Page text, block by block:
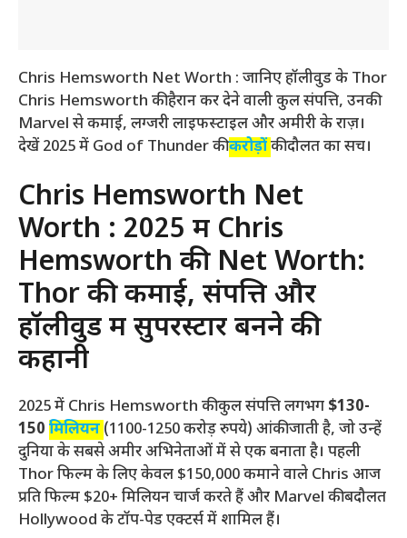
Chris Hemsworth Net Worth : जानिए हॉलीवुड के Thor
Chris Hemsworth की हैरान कर देने वाली कुल संपत्ति, उनकी
Marvel से कमाई, लग्जरी लाइफस्टाइल और अमीरी के राज़।
देखें 2025 में God of Thunder कीकरोड़ोंकी दौलत का सच।
Chris Hemsworth Net
Worth : 2025 में Chris
Hemsworth की Net Worth:
Thor की कमाई, संपत्ति और
हॉलीवुड में सुपरस्टार बनने की
कहानी
2025 में Chris Hemsworth की कुल संपत्ति लगभग $130-
150 मिलियन (1100-1250 करोड़ रुपये) आंकी जाती है, जो उन्हें
दुनिया के सबसे अमीर अभिनेताओं में से एक बनाता है। पहली
Thor फिल्म के लिए केवल $150,000 कमाने वाले Chris आज
प्रति फिल्म $20+ मिलियन चार्ज करते हैं और Marvel की बदौलत
Hollywood के टॉप-पेड एक्टर्स में शामिल हैं।